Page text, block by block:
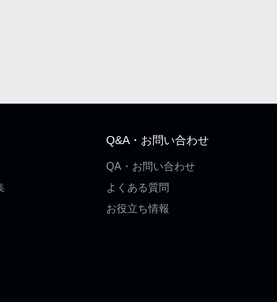
Q&A・お問い合わせ
QA・お問い合わせ
よくある質問
お役立ち情報